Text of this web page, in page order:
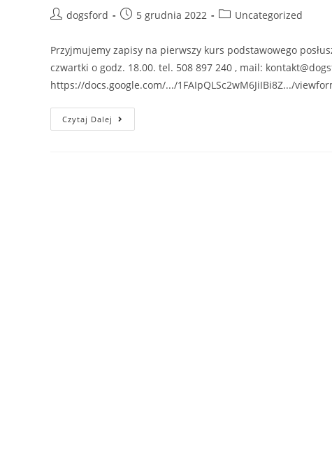
Postdogsford
Post5 grudnia 2022
PostUncategorized
Przyjmujemy zapisy na pierwszy kurs podstawowego
czwartki o godz. 18.00. tel. 508 897 240 , mail:
https://docs.google.com/.../1FAIpQLSc2wM6JiIBi8Z.../
Czytaj Dalej Kurs
Posłuszeństwa